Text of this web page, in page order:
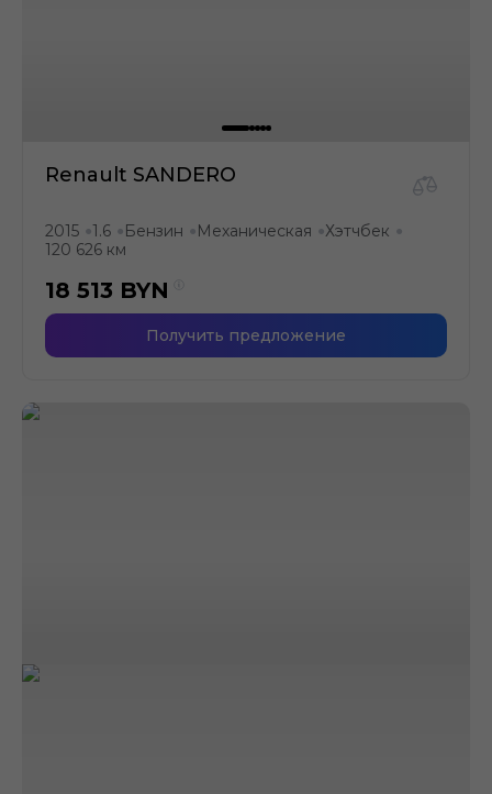
Renault SANDERO
2015 ●1.6 ● Бензин ● Механическая ●Хэтчбек ●
120 626 км
18 513 BYN
Получить предложение